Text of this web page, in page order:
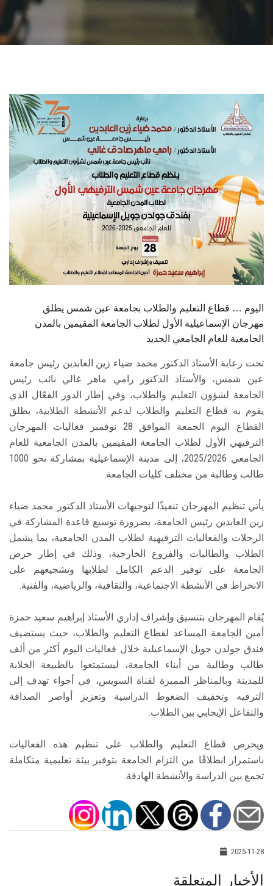
الإعلام
تواصل معنا
هيئة التدريس
الدراسات العليا
الخريجين
الزائـرون
سجل الان
اليوم … قطاع التعليم والطلاب بجامعة عين شمس يطلق
مهرجان الإسماعيلية الأول لطلاب الجامعة المقيمين بالمدن
الجامعية للعام الجامعي الجديد
تحت رعاية الأستاذ الدكتور محمد ضياء زين العابدين رئيس جامعة
عين شمس، والأستاذ الدكتور رامي ماهر غالي نائب رئيس
الجامعة لشؤون التعليم والطلاب، وفي إطار الدور الفعّال الذي
يقوم به قطاع التعليم والطلاب لدعم الأنشطة الطلابية، يطلق
القطاع اليوم الجمعة الموافق 28 نوفمبر فعاليات المهرجان
الترفيهي الأول لطلاب الجامعة المقيمين بالمدن الجامعية للعام
الجامعي 2025/2026، إلى مدينة الإسماعيلية بمشاركة نحو 1000
طالب وطالبة من مختلف كليات الجامعة.
يأتي تنظيم المهرجان تنفيذًا لتوجيهات الأستاذ الدكتور محمد ضياء
زين العابدين رئيس الجامعة، بضرورة توسيع قاعدة المشاركة في
الرحلات والفعاليات الترفيهية لطلاب المدن الجامعية، بما يشمل
الطلاب والطالبات والفروع الخارجية، وذلك في إطار حرص
الجامعة على توفير الدعم الكامل لطلابها وتشجيعهم على
الانخراط في الأنشطة الاجتماعية، والثقافية، والرياضية، والفنية.
يُقام المهرجان بتنسيق وإشراف إداري الأستاذ إبراهيم سعيد حمزة
أمين الجامعة المساعد لقطاع التعليم والطلاب، حيث يستضيف
فندق جولدن جويل الإسماعيلية خلال فعاليات اليوم أكثر من ألف
طالب وطالبة من أبناء الجامعة، ليستمتعوا بالطبيعة الخلابة
للمدينة وبالمناظر المميزة لقناة السويس، في أجواء تهدف إلى
الترفيه وتخفيف الضغوط الدراسية وتعزيز أواصر الصداقة
والتفاعل الإيجابي بين الطلاب.
ويحرص قطاع التعليم والطلاب على تنظيم هذه الفعاليات
باستمرار انطلاقًا من التزام الجامعة بتوفير بيئة تعليمية متكاملة
تجمع بين الدراسة والأنشطة الهادفة.
2025-11-28
الأخبار المتعلقة